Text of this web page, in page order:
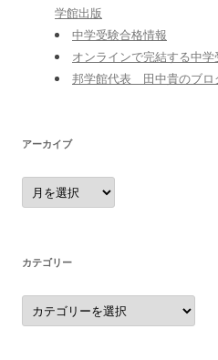
学館出版
中学受験合格情報
オンラインで完結する中
邦学館代表 田中貴のブロ
アーカイブ
ア
ー
カ
カテゴリー
カ
テ
ゴ